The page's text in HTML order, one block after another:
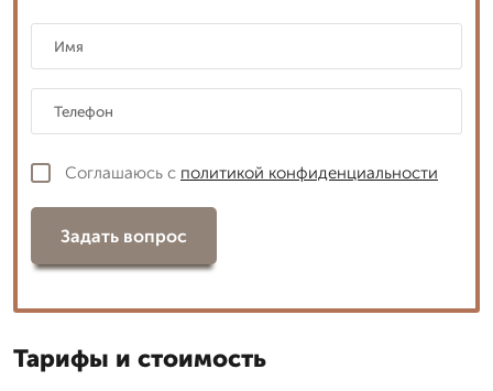
Соглашаюсь с политикой конфиденциальности
Задать вопрос
Тарифы и стоимость